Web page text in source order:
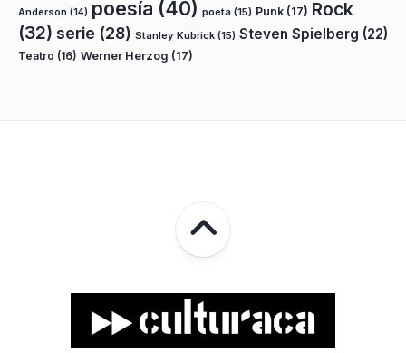
Anderson (14) poesía (40) poeta (15) Punk (17) Rock
(32) serie (28) Stanley Kubrick (15) Steven Spielberg (22)
Teatro (16) Werner Herzog (17)